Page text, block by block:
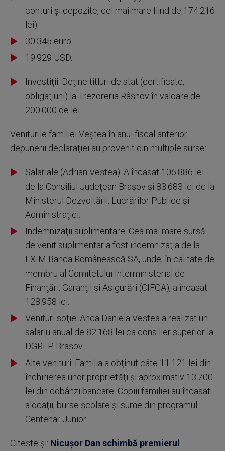
conturi şi depozite, cel mai mare fiind de 174.216
lei).
30.345 euro.
19.929 USD.
Investiţii: Deţine titluri de stat (certificate,
obligaţiuni) la Trezoreria Râşnov în valoare de
200.000 de lei.
Veniturile familiei Veştea în anul fiscal anterior
depunerii declaraţiei au provenit din multiple surse:
Salariale (Adrian Veştea): A încasat 106.886 lei
de la Consiliul Judeţean Braşov şi 83.683 lei de la
Ministerul Dezvoltării, Lucrărilor Publice şi
Administraţiei.
Indemnizaţii suplimentare: Cea mai mare sursă
de venit suplimentar a fost indemnizaţia de la
EXIM Banca Românească SA, unde, în calitate de
membru al Comitetului Interministerial de
Finanţări, Garanţii şi Asigurări (CIFGA), a încasat
128.958 lei.
Venituri soţie: Anca Daniela Veştea a realizat un
salariu anual de 82.168 lei ca consilier superior la
DGRFP Braşov.
Alte venituri: Familia a obţinut câte 11.121 lei din
închirierea unor proprietăţi şi aproximativ 13.700
lei din dobânzi bancare. Copiii familiei au încasat
alocaţii, burse şcolare şi sume din programul
Centenar Junior.
Citește și: Nicușor Dan schimbă premierul